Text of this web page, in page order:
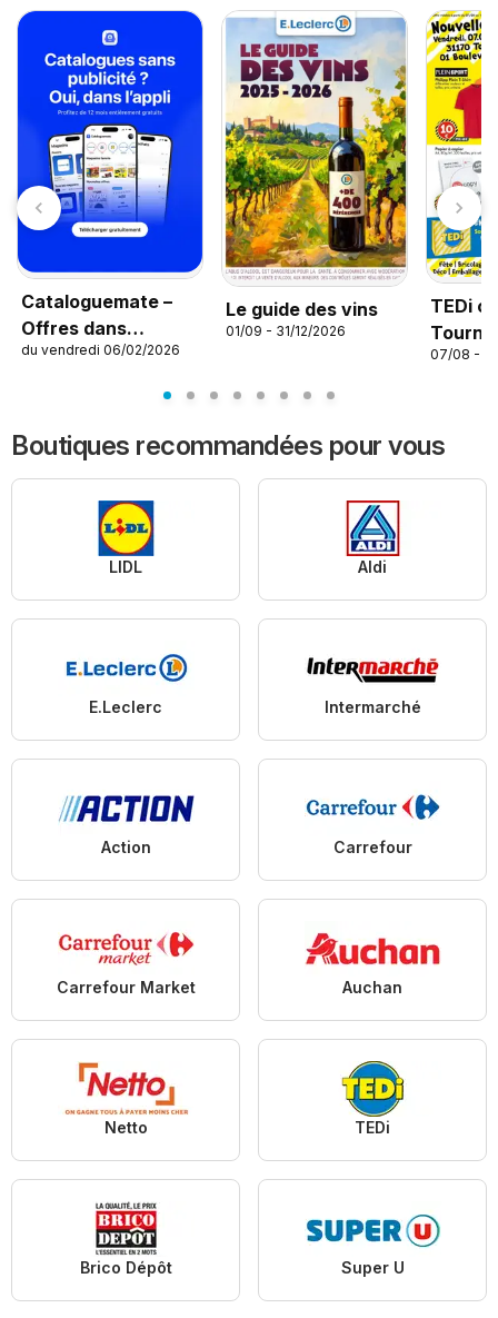
Cataloguemate –
Offres dans
l’application
du vendredi 06/02/2026
Le guide des vins
01/09 - 31/12/2026
TEDi
07/08 -
Boutiques recommandées pour vous
LIDL Aldi
E.Leclerc Intermarché
Action Carrefour
Carrefour Market Auchan
Netto TEDi
Brico Dépôt Super U